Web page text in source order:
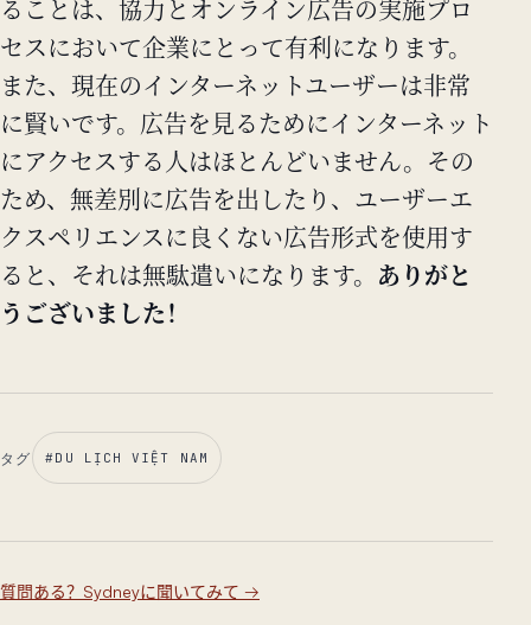
ることは、協力とオンライン広告の実施プロ
セスにおいて企業にとって有利になります。
また、現在のインターネットユーザーは非常
に賢いです。広告を見るためにインターネット
にアクセスする人はほとんどいません。その
ため、無差別に広告を出したり、ユーザーエ
クスペリエンスに良くない広告形式を使用す
ると、それは無駄遣いになります。 ありがと
うございました！
タグ #DU LỊCH VIỆT NAM
質問ある？Sydneyに聞いてみて →